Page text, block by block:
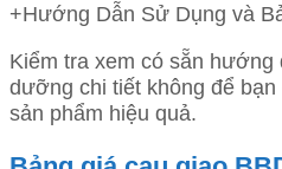
+Hướng Dẫn Sử Dụng và
Kiểm tra xem có sẵn
dưỡng chi tiết không để
sản phẩm hiệu quả.